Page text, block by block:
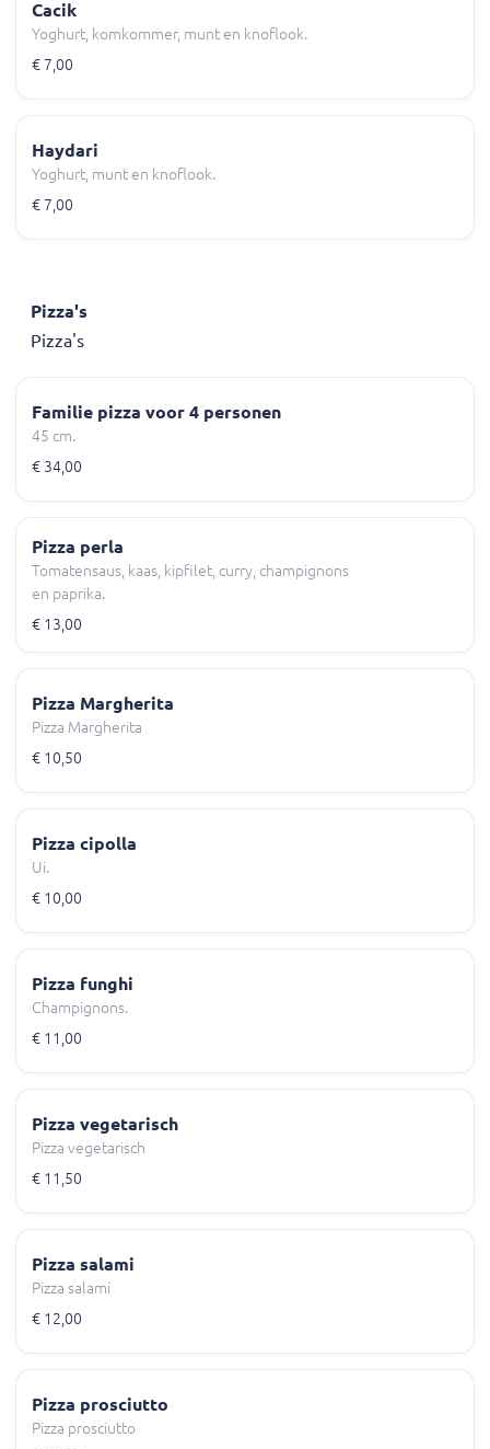
Cacik
Yoghurt, komkommer, munt en knoflook.
€ 7,00
Haydari
Yoghurt, munt en knoflook.
€ 7,00
Pizza's
Pizza's
Familie pizza voor 4 personen
45 cm.
€ 34,00
Pizza perla
Tomatensaus, kaas, kipfilet, curry, champignons
en paprika.
€ 13,00
Pizza Margherita
Pizza Margherita
€ 10,50
Pizza cipolla
Ui.
€ 10,00
Pizza funghi
Champignons.
€ 11,00
Pizza vegetarisch
Pizza vegetarisch
€ 11,50
Pizza salami
Pizza salami
€ 12,00
Pizza prosciutto
Pizza prosciutto